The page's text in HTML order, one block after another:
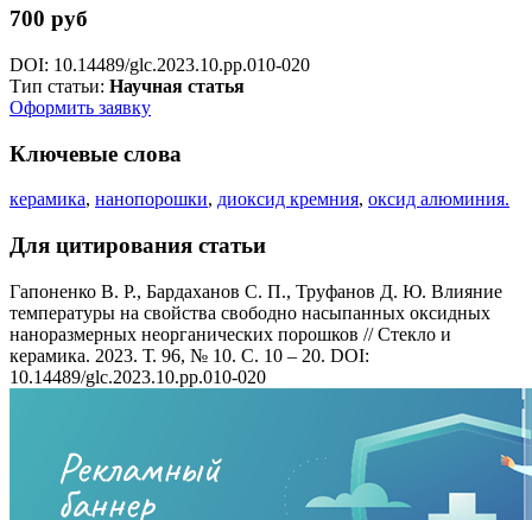
700 руб
DOI: 10.14489/glc.2023.10.pp.010-020
Тип статьи: Научная статья
Оформить заявку
Ключевые слова
керамика, нанопорошки, диоксид кремния, оксид алюминия.
Для цитирования статьи
Гапоненко В. Р., Бардаханов С. П., Труфанов Д. Ю. Влияние
температуры на свойства свободно насыпанных оксидных
наноразмерных неорганических порошков // Стекло и
керамика. 2023. Т. 96, № 10. С. 10 – 20. DOI:
10.14489/glc.2023.10.pp.010-020